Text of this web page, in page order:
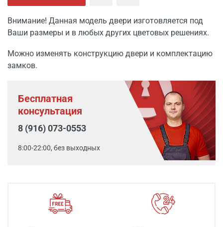
Внимание! Данная модель двери изготовляется под
Ваши размеры и в любых других цветовых решениях.
Можно изменять конструкцию двери и комплектацию
замков.
Бесплатная
консультация
8 (916) 073-0553
8:00-22:00, без выходных